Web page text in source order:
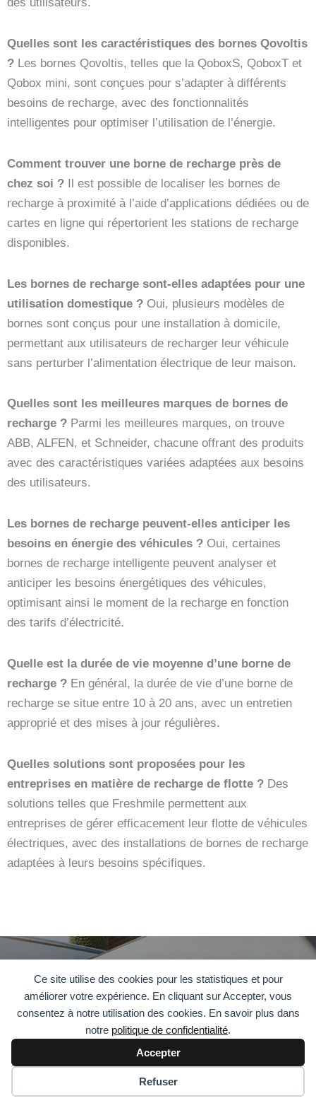
Ce site utilise des cookies pour les statistiques et pour
améliorer votre expérience. En cliquant sur Accepter, vous
consentez à notre utilisation des cookies. En savoir plus dans
notre politique de confidentialité.
Accepter
Refuser
des utilisateurs.
Quelles sont les caractéristiques des bornes Qovoltis
? Les bornes Qovoltis, telles que la QoboxS, QoboxT et
Qobox mini, sont conçues pour s’adapter à différents
besoins de recharge, avec des fonctionnalités
intelligentes pour optimiser l’utilisation de l’énergie.
Comment trouver une borne de recharge près de
chez soi ? Il est possible de localiser les bornes de
recharge à proximité à l’aide d’applications dédiées ou de
cartes en ligne qui répertorient les stations de recharge
disponibles.
Les bornes de recharge sont-elles adaptées pour une
utilisation domestique ? Oui, plusieurs modèles de
bornes sont conçus pour une installation à domicile,
permettant aux utilisateurs de recharger leur véhicule
sans perturber l’alimentation électrique de leur maison.
Quelles sont les meilleures marques de bornes de
recharge ? Parmi les meilleures marques, on trouve
ABB, ALFEN, et Schneider, chacune offrant des produits
avec des caractéristiques variées adaptées aux besoins
des utilisateurs.
Les bornes de recharge peuvent-elles anticiper les
besoins en énergie des véhicules ? Oui, certaines
bornes de recharge intelligente peuvent analyser et
anticiper les besoins énergétiques des véhicules,
optimisant ainsi le moment de la recharge en fonction
des tarifs d’électricité.
Quelle est la durée de vie moyenne d’une borne de
recharge ? En général, la durée de vie d’une borne de
recharge se situe entre 10 à 20 ans, avec un entretien
approprié et des mises à jour régulières.
Quelles solutions sont proposées pour les
entreprises en matière de recharge de flotte ? Des
solutions telles que Freshmile permettent aux
entreprises de gérer efficacement leur flotte de véhicules
électriques, avec des installations de bornes de recharge
adaptées à leurs besoins spécifiques.
Obtenez 3 devis pour
l'installation d'une borne de
recharge
Simplifiez votre choix : recevez rapidement trois devis
personnalisés d’experts en installation de bornes de
recharge !